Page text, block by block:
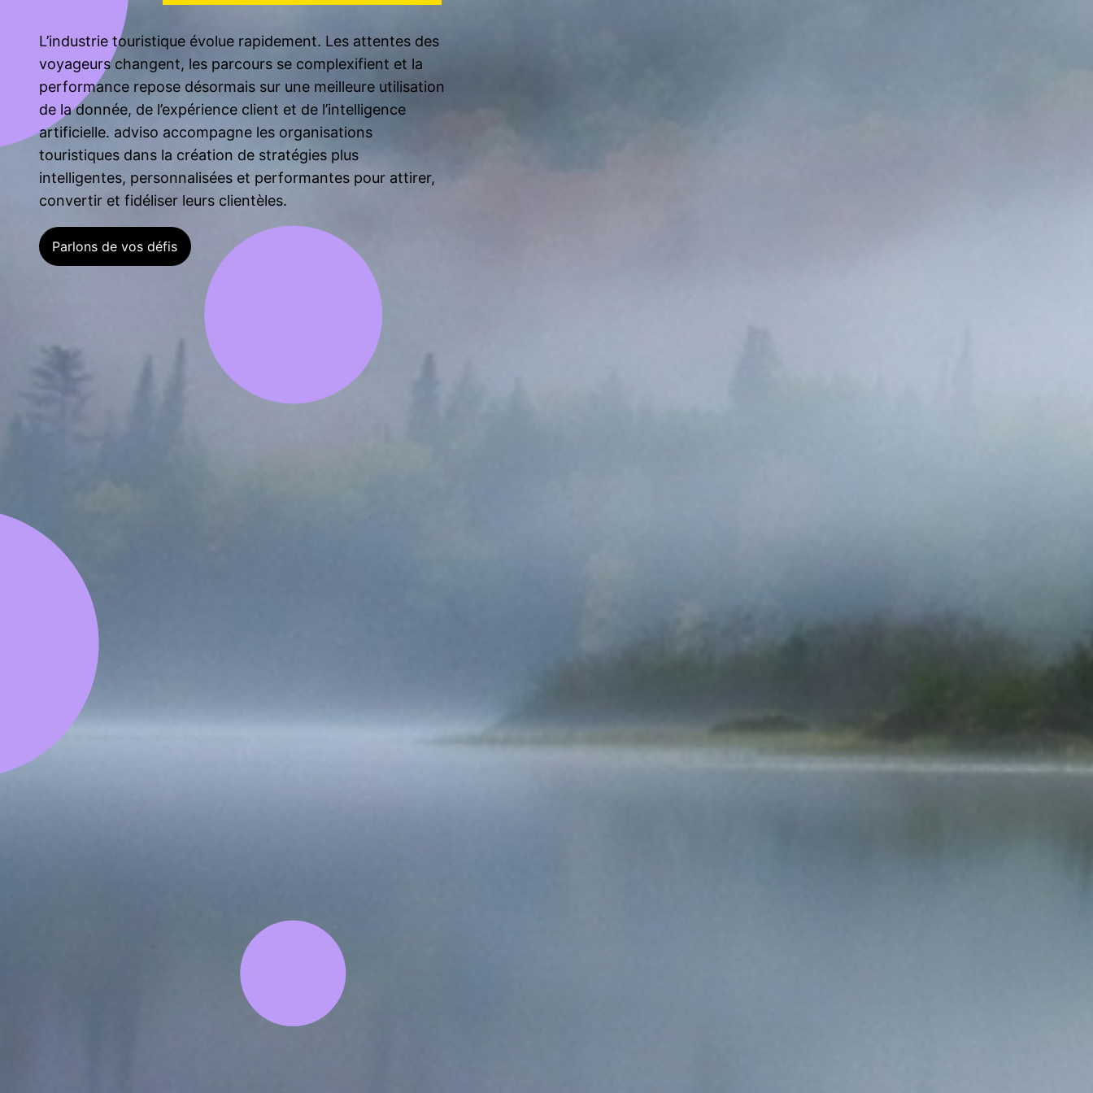
L’industrie touristique évolue rapidement. Les attentes des
voyageurs changent, les parcours se complexifient et la
performance repose désormais sur une meilleure utilisation
de la donnée, de l’expérience client et de l’intelligence
artificielle. adviso accompagne les organisations
touristiques dans la création de stratégies plus
intelligentes, personnalisées et performantes pour attirer,
convertir et fidéliser leurs clientèles.
Parlons de vos défis